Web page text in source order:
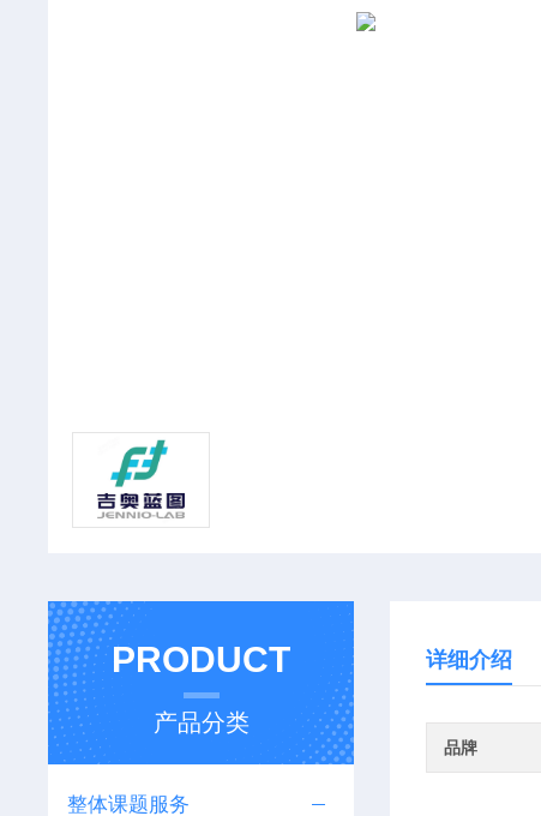
PRODUCT
产品分类
整体课题服务
详细介绍
品牌